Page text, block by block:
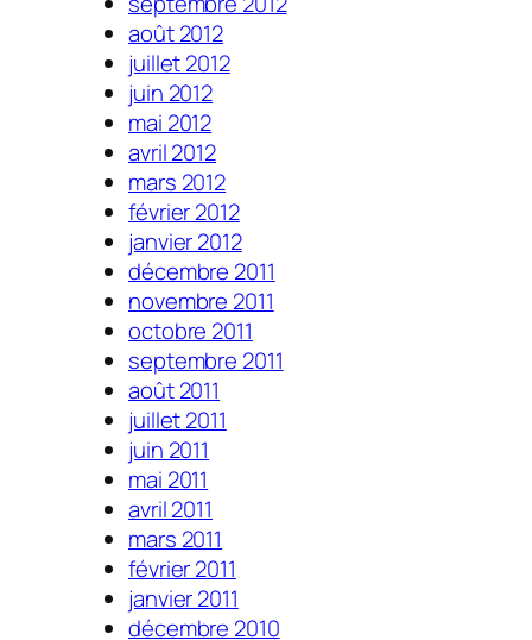
août 2012
juillet 2012
juin 2012
mai 2012
avril 2012
mars 2012
février 2012
janvier 2012
décembre 2011
novembre 2011
octobre 2011
septembre 2011
août 2011
juillet 2011
juin 2011
mai 2011
avril 2011
mars 2011
février 2011
janvier 2011
décembre 2010